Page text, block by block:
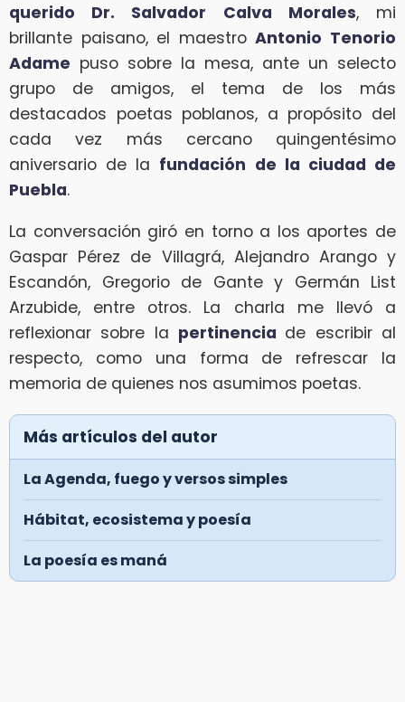
querido Dr. Salvador Calva Morales, mi
brillante paisano, el maestroAntonio Tenorio
Adame puso sobre la mesa, ante un selecto
grupo de amigos, el tema de los más
destacados poetas poblanos, a propósito del
cada vez más cercano quingentésimo
aniversario de la fundación de la ciudad de
Puebla.
La conversación giró en torno a los aportes de
Gaspar Pérez de Villagrá, Alejandro Arango y
Escandón, Gregorio de Gante y Germán List
Arzubide, entre otros. La charla me llevó a
reflexionar sobre la pertinencia de escribir al
respecto, como una forma de refrescar la
memoria de quienes nos asumimos poetas.
Más artículos del autor
La Agenda, fuego y versos simples
Hábitat, ecosistema y poesía
La poesía es maná